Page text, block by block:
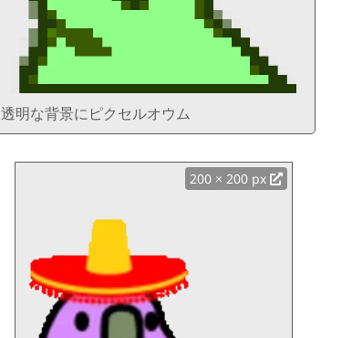
透明な背景にピクセルオウム
200 × 200 px